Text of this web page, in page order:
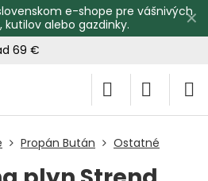
✕
e-shope pre vášnivých
kutilov alebo gazdinky.
69 €
Propán Bután Ostatné